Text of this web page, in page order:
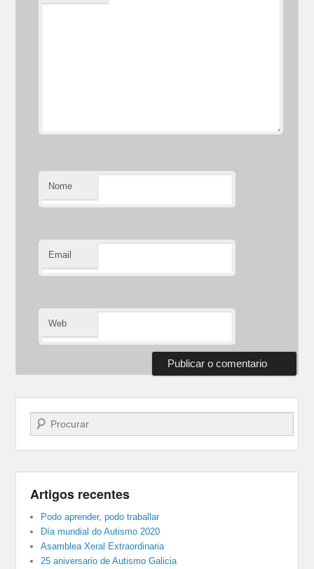
Nome
Email
Web
Buscar
Artigos recentes
Podo aprender, podo traballar
Día mundial do Autismo 2020
Asamblea Xeral Extraordinaria
25 aniversario de Autismo Galicia